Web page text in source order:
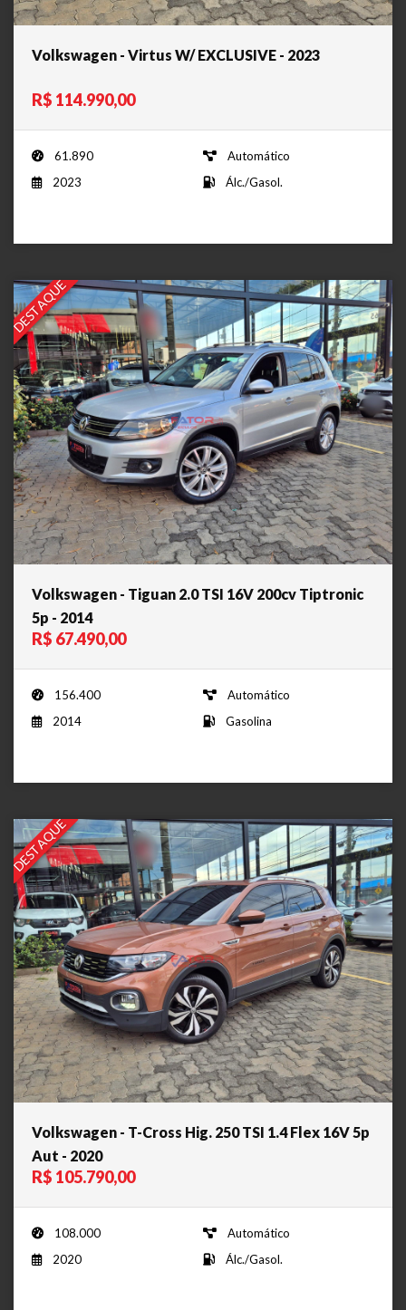
Volkswagen - Virtus W/ EXCLUSIVE - 2023
R$ 114.990,00
61.890
Automático
2023
Álc./Gasol.
DESTAQUE
Volkswagen - Tiguan 2.0 TSI 16V 200cv Tiptronic
5p - 2014
R$ 67.490,00
156.400
Automático
2014
Gasolina
DESTAQUE
Volkswagen - T-Cross Hig. 250 TSI 1.4 Flex 16V 5p
Aut - 2020
R$ 105.790,00
108.000
Automático
2020
Álc./Gasol.